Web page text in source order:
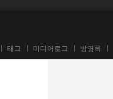
태그 미디어로그 방명록